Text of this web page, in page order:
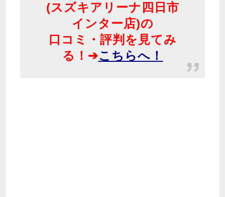
(スズキアリーナ四日市
インター店)の
口コミ・評判を見てみ
る！➔こちらへ！